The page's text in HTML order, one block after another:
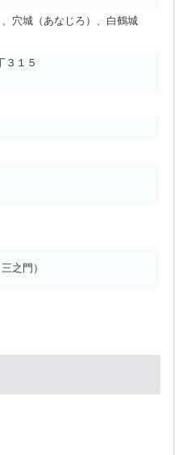
穴城（あなじろ）、白鶴城
３１５
之門）